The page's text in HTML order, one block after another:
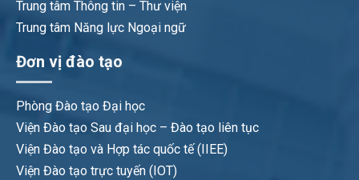
Trung tâm Thông tin – Thư viện
Trung tâm Năng lực Ngoại ngữ
Đơn vị đào tạo
Phòng Đào tạo Đại học
Viện Đào tạo Sau đại học – Đào tạo liên tục
Viện Đào tạo và Hợp tác quốc tế (IIEE)
Viện Đào tạo trực tuyến (IOT)